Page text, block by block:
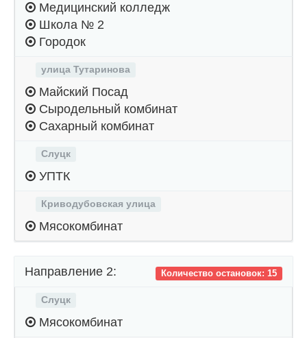
Медицинский колледж
Школа № 2
Городок
улица Тутаринова
Майский Посад
Сыродельный комбинат
Сахарный комбинат
Слуцк
УПТК
Криводубовская улица
Мясокомбинат
Количество остановок: 15
Направление 2:
Слуцк
Мясокомбинат